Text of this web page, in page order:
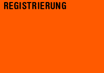
REGISTRIERUNG